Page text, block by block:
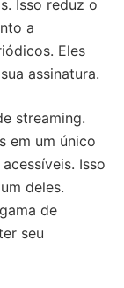
Isso reduz o
a
Eles
assinatura.
streaming.
em um único
Isso
deles.
de
seu